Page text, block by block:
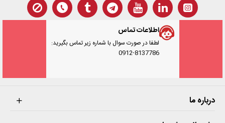
اطلاعات تماس
لطفا در صورت سوال با شماره زیر تماس بگیرید:
0912-8137786
درباره ما